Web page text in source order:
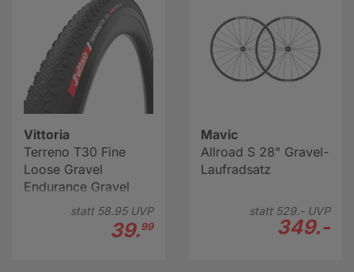
Vittoria
Terreno T30 Fine
Loose Gravel
Endurance Gravel
Reifen 28"statt 58.95UVP
39.99
Mavic
Allroad S 28" Gravel-
Laufradsatz
statt 529.-UVP
349.-